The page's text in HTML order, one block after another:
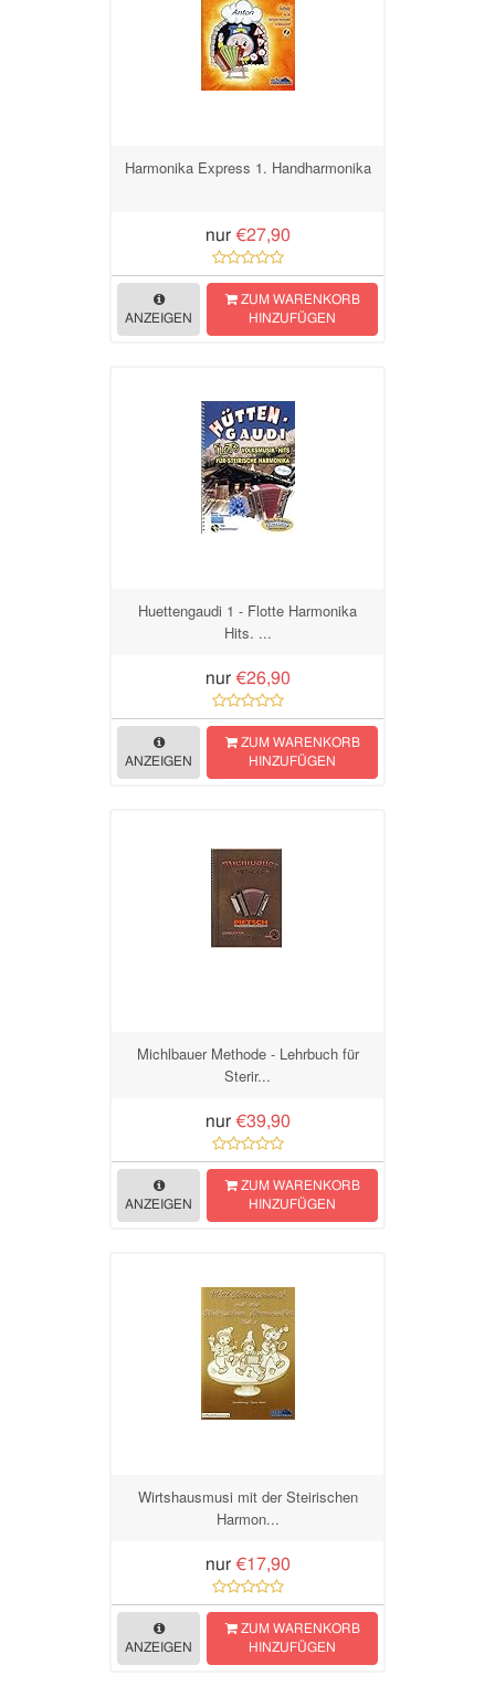
Harmonika Express 1. Handharmonika
nur €27,90
ANZEIGEN
ZUM WARENKORB
HINZUFÜGEN
Huettengaudi 1 - Flotte Harmonika
Hits. ...
nur €26,90
ANZEIGEN
ZUM WARENKORB
HINZUFÜGEN
Michlbauer Methode - Lehrbuch für
Sterir...
nur €39,90
ANZEIGEN
ZUM WARENKORB
HINZUFÜGEN
Wirtshausmusi mit der Steirischen
Harmon...
nur €17,90
ANZEIGEN
ZUM WARENKORB
HINZUFÜGEN